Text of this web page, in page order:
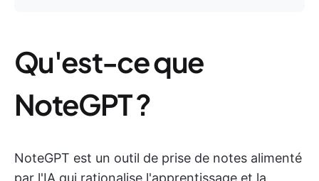
Qu'est-ce que
NoteGPT ?
NoteGPT est un outil de prise de notes alimenté
par l'IA qui rationalise l'apprentissage et la